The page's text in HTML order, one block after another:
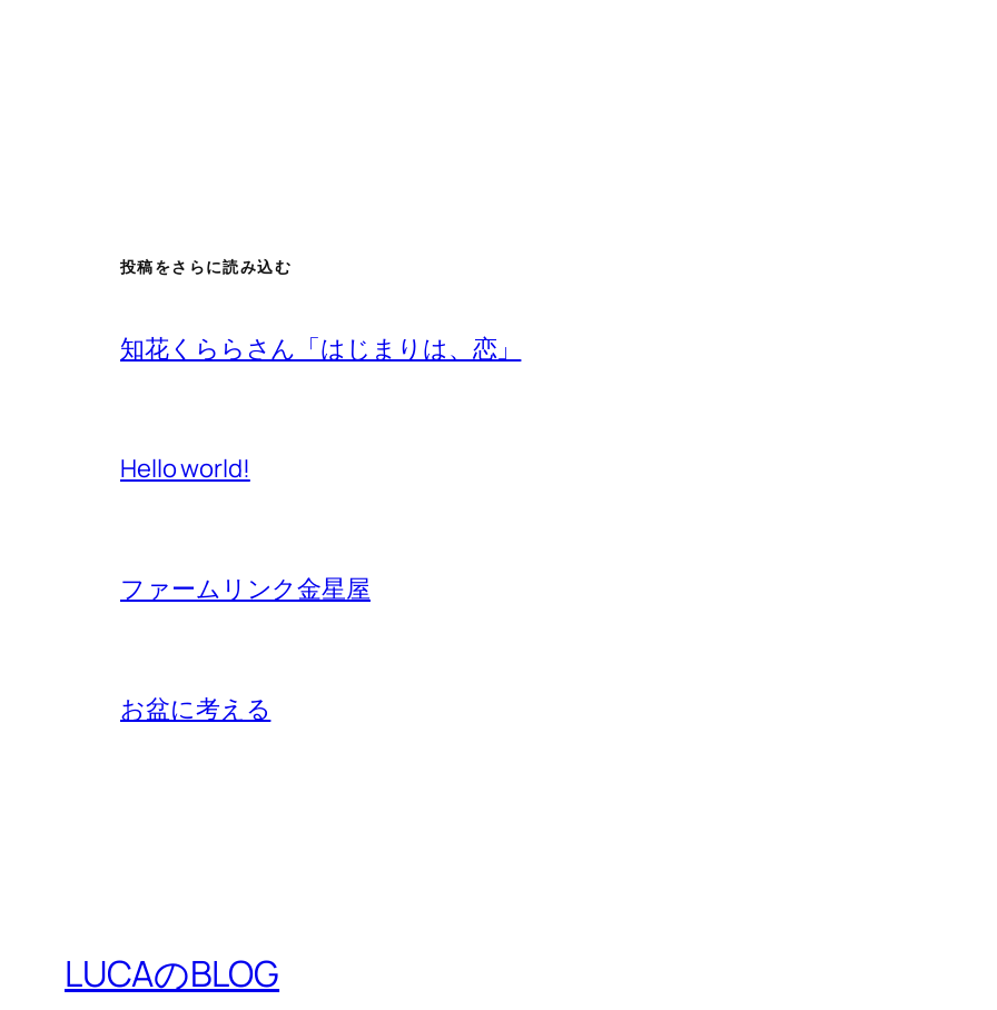
投稿をさらに読み込む
知花くららさん「はじまりは、恋」
Hello world!
ファームリンク金星屋
お盆に考える
LUCAのBLOG